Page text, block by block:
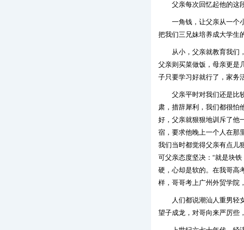
父亲每次回忆起他的这
一角钱，让父亲从一个
把我们三兄妹培养成大学生
从小，父亲就教育我们
父亲则买菜做饭，母亲更是
子只要学习好就行了，家务
父亲平时对我们还是比
肃，措辞犀利，我们都很怕
好，父亲就狠狠地训斥了他
宿，要求他晚上一个人在那
我们当时都觉得父亲有点儿
可父亲态度坚决：“就是块
硬，心却是软的。在我哥高
样，哥哥考上广州外贸学院
人们都说潮汕人重男轻
望子成龙，对哥向来严厉些